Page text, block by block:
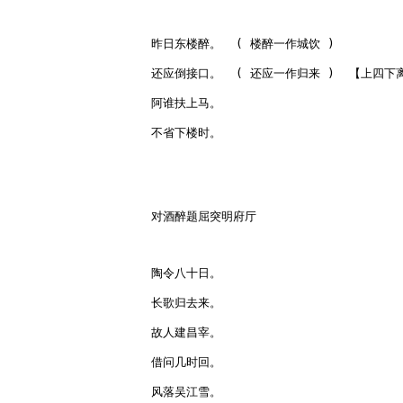
昨日东楼醉。  ( 楼醉一作城饮 )
还应倒接口。  ( 还应一作归来 )  【上四下
阿谁扶上马。
不省下楼时。
对酒醉题屈突明府厅
陶令八十日。
长歌归去来。
故人建昌宰。
借问几时回。
风落吴江雪。